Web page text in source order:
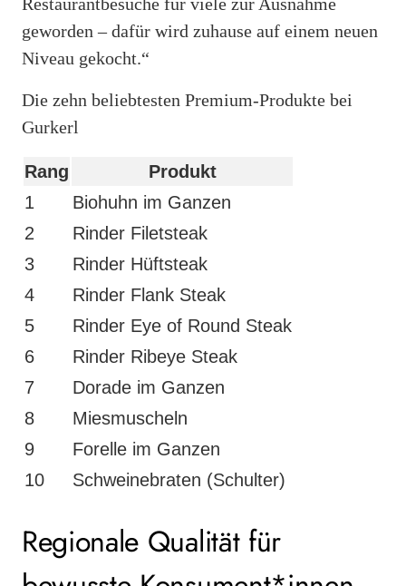
geworden – dafür wird zuhause auf einem neuen
Niveau gekocht.“
Die zehn beliebtesten Premium-Produkte bei
Gurkerl
Rang
Produkt
1
Biohuhn im Ganzen
2
Rinder Filetsteak
3
Rinder Hüftsteak
4
Rinder Flank Steak
5
Rinder Eye of Round Steak
6
Rinder Ribeye Steak
7
Dorade im Ganzen
8
Miesmuscheln
9
Forelle im Ganzen
10
Schweinebraten (Schulter)
Regionale Qualität für